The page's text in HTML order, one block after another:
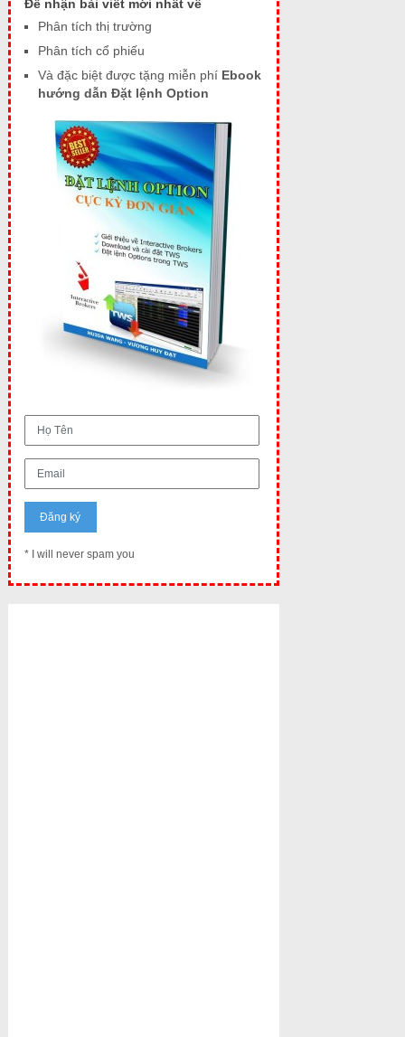
Để nhận bài viết mới nhất về
Phân tích thị trường
Phân tích cổ phiếu
Và đặc biệt được tặng miễn phí Ebook
hướng dẫn Đặt lệnh Option
* I will never spam you